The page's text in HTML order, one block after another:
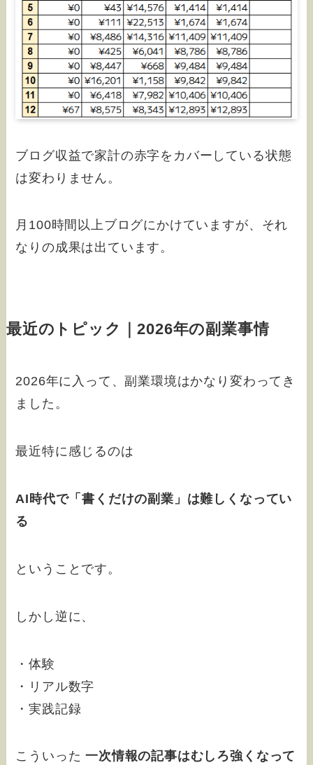
ブログ収益で家計の赤字をカバーしている状態
は変わりません。
月100時間以上ブログにかけていますが、それ
なりの成果は出ています。
最近のトピック｜2026年の副業事情
2026年に入って、副業環境はかなり変わってき
ました。
最近特に感じるのは
AI時代で「書くだけの副業」は難しくなってい
る
ということです。
しかし逆に、
・体験
・リアル数字
・実践記録
こういった一次情報の記事はむしろ強くなって